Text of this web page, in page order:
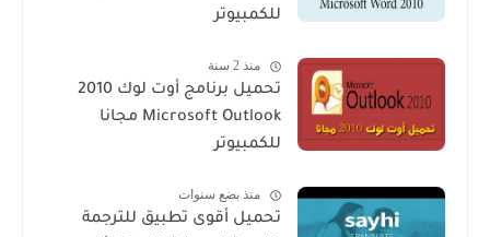
للكمبيوتر
منذ 2 سنة
تحميل برنامج أوت لوك 2010
Microsoft Outlook مجانا
للكمبيوتر
منذ بضع سنوات
تحميل أقوى تطبيق للترجمة